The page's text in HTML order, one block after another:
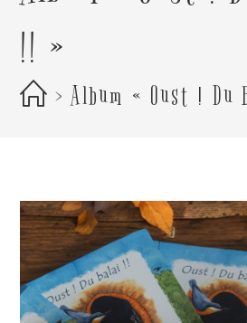
!! »
> Album « Oust ! Du